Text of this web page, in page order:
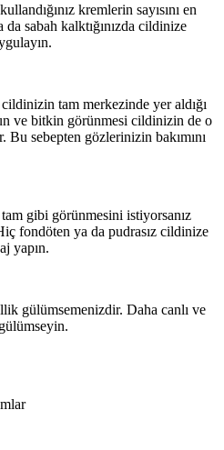
kremlerin sayısını en
da sabah kalktığınızda cildinize
tam merkezinde yer aldığı
ve bitkin görünmesi cildinizin de o
Bu sebepten gözlerinizin bakımını
gibi görünmesini istiyorsanız
fondöten ya da pudrasız cildinize
yapın.
gülümsemenizdir. Daha canlı ve